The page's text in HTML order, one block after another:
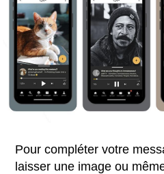
Pour compléter votre
laisser une image ou